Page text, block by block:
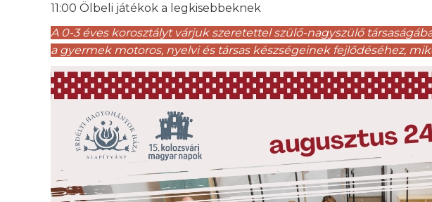
11:00 Ölbeli játékok a legkisebbeknek
A 0-3 éves korosztályt várjuk szeretettel szülő-nagyszülő
a gyermek motoros, nyelvi és társas készségeinek fejlődéséhez,